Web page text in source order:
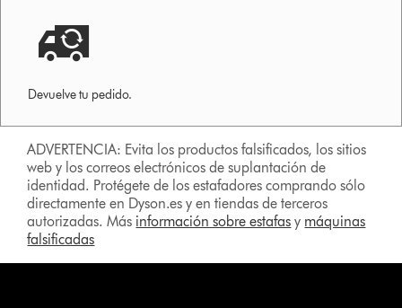
Devuelve tu pedido.
ADVERTENCIA: Evita los productos falsificados, los sitios
web y los correos electrónicos de suplantación de
identidad. Protégete de los estafadores comprando sólo
directamente en Dyson.es y en tiendas de terceros
autorizadas. Más información sobre estafas y máquinas
falsificadas